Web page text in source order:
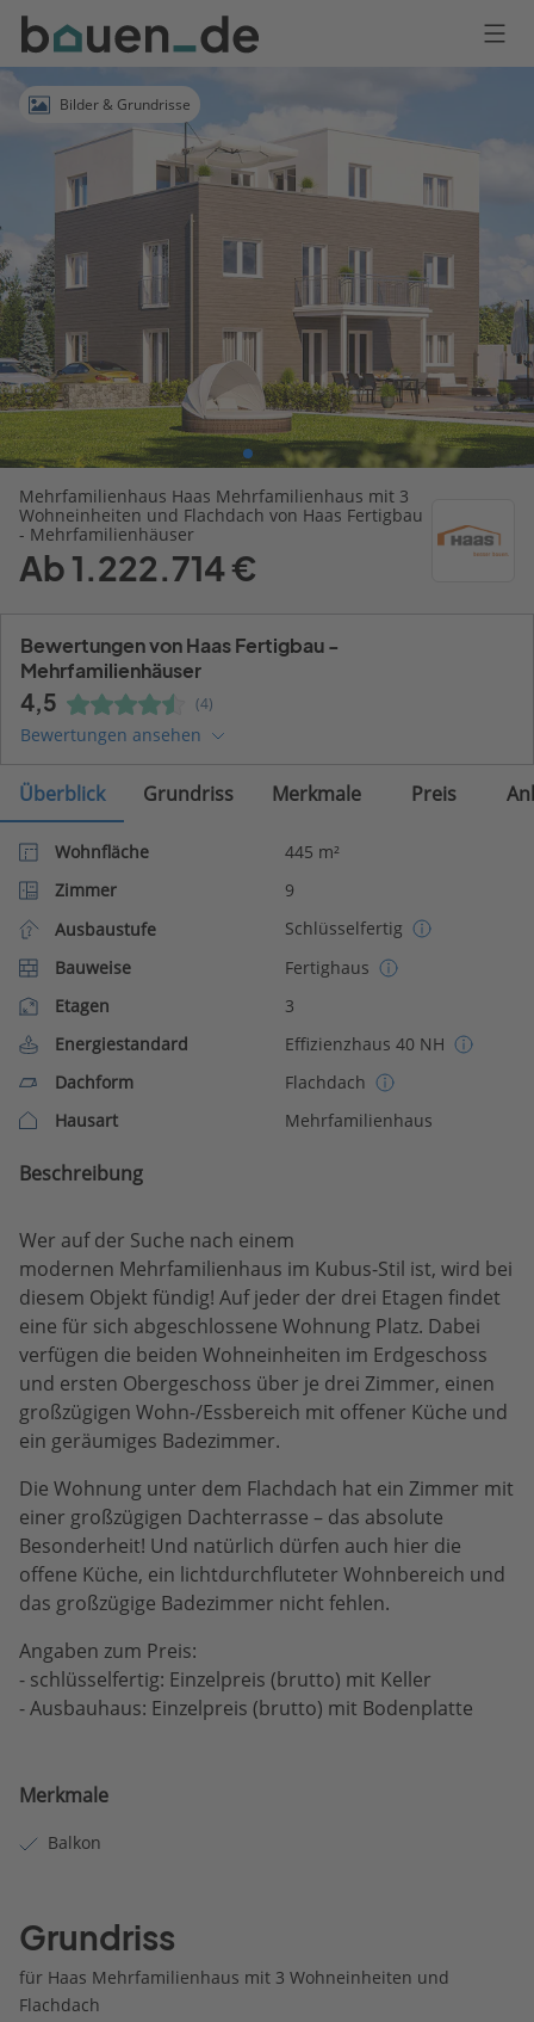
Bauen
Logo
Anmelden
Bilder & Grundrisse
Mehrfamilienhaus Haas Mehrfamilienhaus mit 3
Wohneinheiten und Flachdach von Haas Fertigbau
- Mehrfamilienhäuser
Ab 1.222.714 €
Bewertungen von Haas Fertigbau -
Mehrfamilienhäuser
4,5 (4)
Bewertungen ansehen
Überblick Grundriss Merkmale Preis
Wohnfläche
445 m²
Zimmer
9
Ausbaustufe
Schlüsselfertig
Bauweise
Fertighaus
Etagen
3
Energiestandard
Effizienzhaus 40 NH
Dachform
Flachdach
Hausart
Mehrfamilienhaus
Beschreibung
Wer auf der Suche nach einem
modernen Mehrfamilienhaus im Kubus-Stil ist, wird bei
diesem Objekt fündig! Auf jeder der drei Etagen findet
eine für sich abgeschlossene Wohnung Platz. Dabei
verfügen die beiden Wohneinheiten im Erdgeschoss
und ersten Obergeschoss über je drei Zimmer, einen
großzügigen Wohn-/Essbereich mit offener Küche und
ein geräumiges Badezimmer.
Die Wohnung unter dem Flachdach hat ein Zimmer mit
einer großzügigen Dachterrasse – das absolute
Besonderheit! Und natürlich dürfen auch hier die
offene Küche, ein lichtdurchfluteter Wohnbereich und
das großzügige Badezimmer nicht fehlen.
Angaben zum Preis:
- schlüsselfertig: Einzelpreis (brutto) mit Keller
- Ausbauhaus: Einzelpreis (brutto) mit Bodenplatte
Merkmale
Balkon
Grundriss
für Haas Mehrfamilienhaus mit 3 Wohneinheiten und
Flachdach